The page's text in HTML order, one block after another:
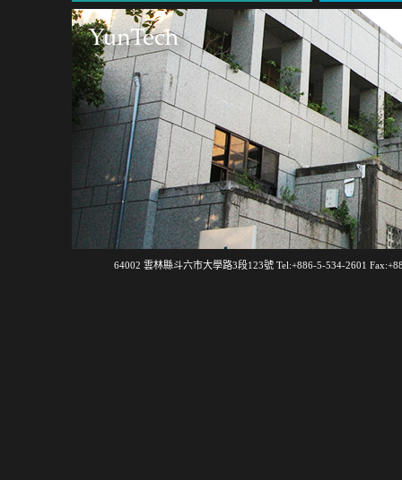
64002 雲林縣斗六市大學路3段123號 Tel:+886-5-534-2601